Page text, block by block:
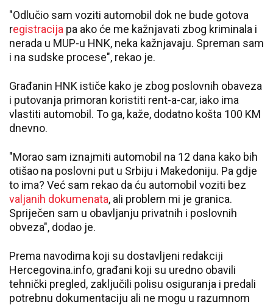
"Odlučio sam voziti automobil dok ne bude gotova
registracija pa ako će me kažnjavati zbog kriminala i
nerada u MUP-u HNK, neka kažnjavaju. Spreman sam
i na sudske procese", rekao je.
Građanin HNK ističe kako je zbog poslovnih obaveza
i putovanja primoran koristiti rent-a-car, iako ima
vlastiti automobil. To ga, kaže, dodatno košta 100 KM
dnevno.
"Morao sam iznajmiti automobil na 12 dana kako bih
otišao na poslovni put u Srbiju i Makedoniju. Pa gdje
to ima? Već sam rekao da ću automobil voziti bez
valjanih dokumenata, ali problem mi je granica.
Spriječen sam u obavljanju privatnih i poslovnih
obveza", dodao je.
Prema navodima koji su dostavljeni redakciji
Hercegovina.info, građani koji su uredno obavili
tehnički pregled, zaključili polisu osiguranja i predali
potrebnu dokumentaciju ali ne mogu u razumnom